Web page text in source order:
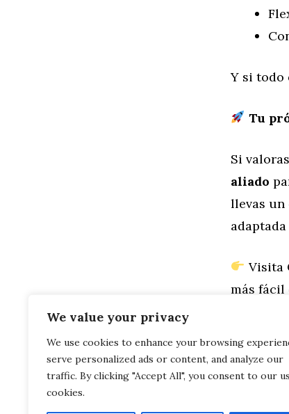
We value your privacy
We use cookies to enhance your browsing
serve personalized ads or content, and analyze our
traffic. By clicking "Accept All", you consent to our
cookies.
Y si todo
Tu
Si
aliado
llevas un
Visita
más fácil
tiene todo
El